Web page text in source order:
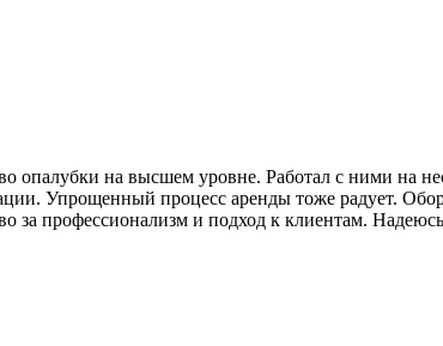
на высшем уровне. Работал с ними на
Упрощенный процесс аренды тоже радует.
за профессионализм и подход к клиентам.